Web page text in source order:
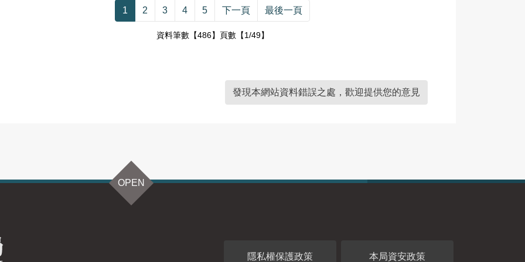
1 2 3 4 5 下一頁 最後一頁
資料筆數【486】頁數【1/49】
發現本網站資料錯誤之處，歡迎提供您的意見
OPEN
隱私權保護政策 本局資安政策